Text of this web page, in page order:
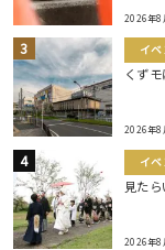
2026年8
イベ
くず
2026年8
イベ
見た
2026年8